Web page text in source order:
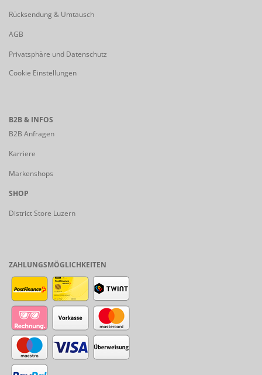
Rücksendung & Umtausch
AGB
Privatsphäre und Datenschutz
Cookie Einstellungen
B2B & INFOS
B2B Anfragen
Karriere
Markenshops
SHOP
District Store Luzern
ZAHLUNGSMÖGLICHKEITEN